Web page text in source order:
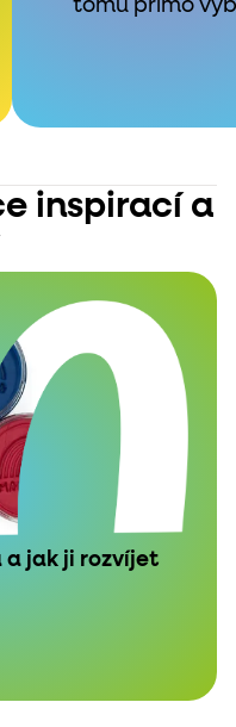
tomu přímo
inspirací a
a jak ji rozvíjet